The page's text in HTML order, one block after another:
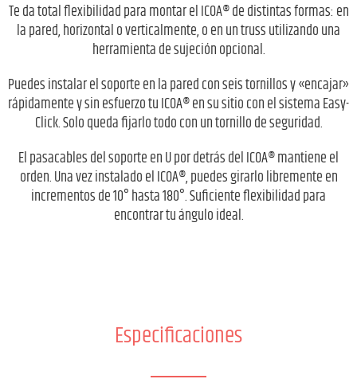
Te da total flexibilidad para montar el ICOA® de distintas formas: en
la pared, horizontal o verticalmente, o en un truss utilizando una
herramienta de sujeción opcional.
Puedes instalar el soporte en la pared con seis tornillos y «encajar»
rápidamente y sin esfuerzo tu ICOA® en su sitio con el sistema Easy-
Click. Solo queda fijarlo todo con un tornillo de seguridad.
El pasacables del soporte en U por detrás del ICOA® mantiene el
orden. Una vez instalado el ICOA®, puedes girarlo libremente en
incrementos de 10° hasta 180°. Suficiente flexibilidad para
encontrar tu ángulo ideal.
Especificaciones